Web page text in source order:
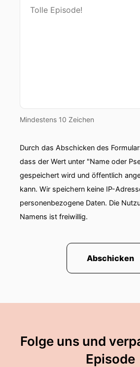
Mindestens 10 Zeichen
Durch das Abschicken des
dass der Wert unter "Name oder
gespeichert wird und öffentlich
kann. Wir speichern keine IP-
personenbezogene Daten. Die
Namens ist freiwillig.
Abschicken
Folge uns und
Episode